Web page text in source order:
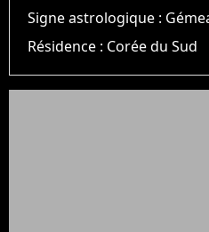
Signe astrologique :
Résidence : Corée du Sud